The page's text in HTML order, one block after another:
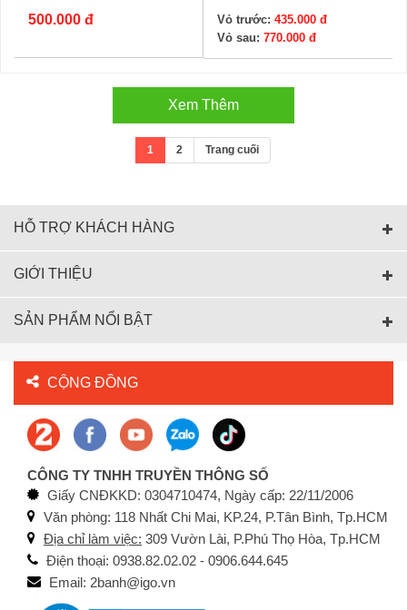
500.000 đ
Vỏ trước: 435.000 đ
Vỏ sau: 770.000 đ
Xem Thêm
1 2 Trang cuối
HỖ TRỢ KHÁCH HÀNG
GIỚI THIỆU
SẢN PHẨM NỔI BẬT
CỘNG ĐỒNG
CÔNG TY TNHH TRUYỀN THÔNG SỐ
Giấy CNĐKKD: 0304710474, Ngày cấp: 22/11/2006
Văn phòng: 118 Nhất Chi Mai, KP.24, P.Tân Bình, Tp.HCM
Địa chỉ làm việc: 309 Vườn Lài, P.Phú Thọ Hòa, Tp.HCM
Điện thoại: 0938.82.02.02 - 0906.644.645
Email: 2banh@igo.vn